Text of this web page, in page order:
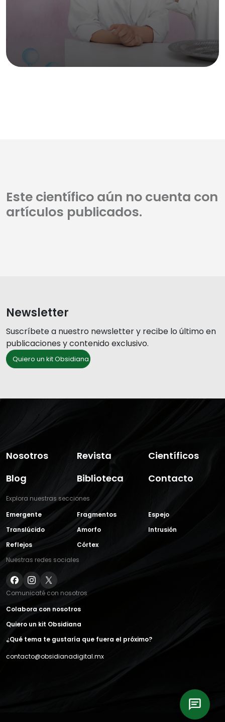
Este científico aún no cuenta con
artículos publicados.
Newsletter
Suscríbete a nuestro newsletter y recibe lo último en
publicaciones y contenido exclusivo.
Quiero un kit Obsidiana
Nosotros Revista
Científicos
Blog
Biblioteca Contacto
Explora nuestras secciones
Emergente
Fragmentos
Espejo
Translúcido
Amorfo
Intrusión
Reflejos
Córtex
Nuestras redes sociales
Comunicaté con nosotros
Colabora con nosotros
Quiero un kit Obsidiana
¿Qué tema te gustaría que fuera el próximo?
contacto@obsidianadigital.mx